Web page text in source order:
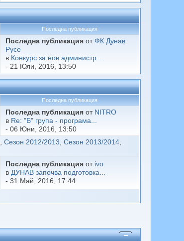
Последна публикация
Последна публикацияот ФК Дунав
Русе
в Конкурс за нов администр...
- 21 Юли, 2016, 13:50
Последна публикация
Последна публикацияот NITRO
в Re: "Б" група - програма...
- 06 Юни, 2016, 13:50
,Сезон 2012/2013,Сезон 2013/2014,
Последна публикацияот ivo
в ДУНАВ започва подготовка...
- 31 Май, 2016, 17:44